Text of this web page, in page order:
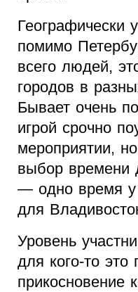
Географически
помимо
всего людей,
городов в
Бывает очень
игрой срочно
мероприятии,
выбор времени
— одно время у
для
Уровень
для кого-то это
прикосновение